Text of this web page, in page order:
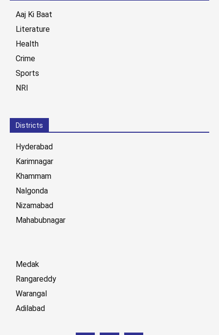
Aaj Ki Baat
Literature
Health
Crime
Sports
NRI
Districts
Hyderabad
Karimnagar
Khammam
Nalgonda
Nizamabad
Mahabubnagar
Medak
Rangareddy
Warangal
Adilabad